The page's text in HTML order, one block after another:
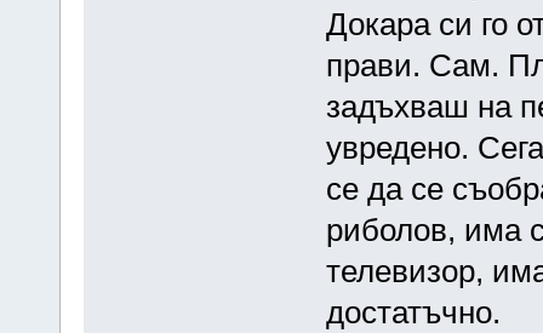
Докара си го
прави. Сам.
задъхваш на
увредено.
се да се
риболов, има
телевизор,
достатъчно.